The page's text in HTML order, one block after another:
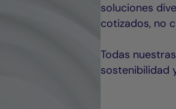
soluciones
cotizados, no
Todas
sostenibilidad